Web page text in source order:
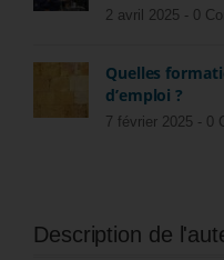
2 avril 2025 - 0
Quelles
d’emploi ?
7 février 2025 - 0
Description de